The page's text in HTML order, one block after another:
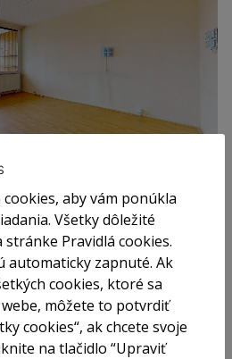
STAVE S VEĽKOU
ZÁHRADOU PLNOU OVOCIA A
HNEĎ UDOMÁCNITE, SC
aby vám ponúkla
Všetky dôležité
Pravidlá cookies.
automaticky zapnuté. Ak
cookies, ktoré sa
môžete to potvrdiť
cookies“, ak chcete svoje
na tlačidlo “Upraviť